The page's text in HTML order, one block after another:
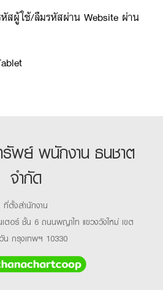
สผู้ใช้/ลืมรหัสผ่าน Website ผ่าน
พย์ พนักงาน ธนชาต
จำกัด
ที่ตั้งสำนักงาน
เตอร์ ชั้น 6 ถนนพญาไท แขวงวังใหม่ เขต
น กรุงเทพฯ 10330